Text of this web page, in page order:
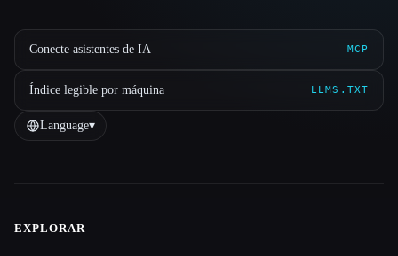
Conecte asistentes de IA MCP
Índice legible por máquina LLMS.TXT
Language▾
Site navigation
EXPLORAR